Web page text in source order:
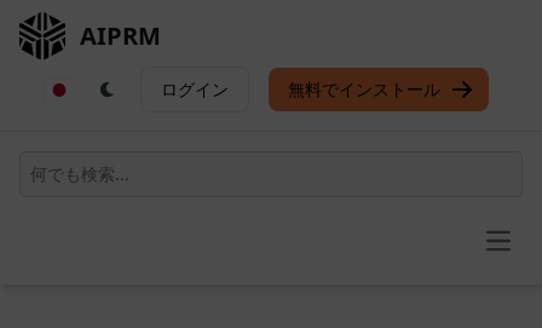
AIPRM
ログイン 無料でインストール